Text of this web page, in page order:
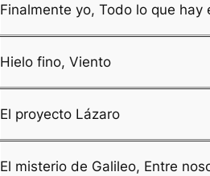
Finalmente yo, Todo lo que hay
Hielo fino, Viento
El proyecto Lázaro
El misterio de Galileo, Entre